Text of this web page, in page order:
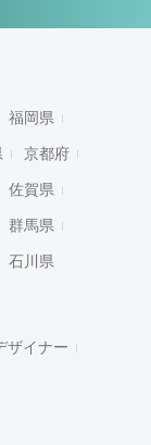
福岡県
京都府
佐賀県
群馬県
石川県
ザイナー